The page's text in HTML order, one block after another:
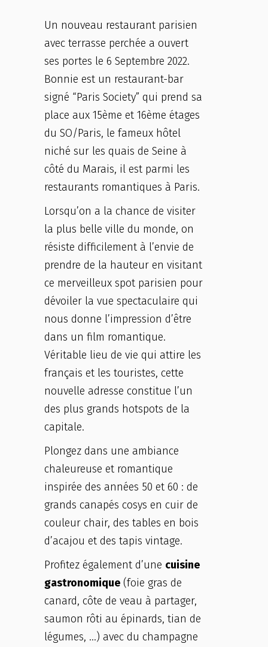
Un nouveau restaurant parisien
avec terrasse perchée a ouvert
ses portes le 6 Septembre 2022.
Bonnie est un restaurant-bar
signé “Paris Society” qui prend sa
place aux 15ème et 16ème étages
du SO/Paris, le fameux hôtel
niché sur les quais de Seine à
côté du Marais, il est parmi les
restaurants romantiques à Paris.
Lorsqu’on a la chance de visiter
la plus belle ville du monde, on
résiste difficilement à l’envie de
prendre de la hauteur en visitant
ce merveilleux spot parisien pour
dévoiler la vue spectaculaire qui
nous donne l’impression d’être
dans un film romantique.
Véritable lieu de vie qui attire les
français et les touristes, cette
nouvelle adresse constitue l’un
des plus grands hotspots de la
capitale.
Plongez dans une ambiance
chaleureuse et romantique
inspirée des années 50 et 60 : de
grands canapés cosys en cuir de
couleur chair, des tables en bois
d’acajou et des tapis vintage.
Profitez également d’une cuisine
gastronomique (foie gras de
canard, côte de veau à partager,
saumon rôti au épinards, tian de
légumes, …) avec du champagne